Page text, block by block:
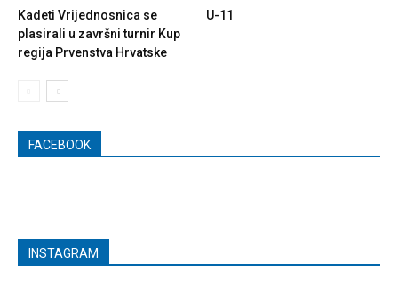
Kadeti Vrijednosnica se
plasirali u završni turnir Kup
regija Prvenstva Hrvatske
U-11
FACEBOOK
INSTAGRAM